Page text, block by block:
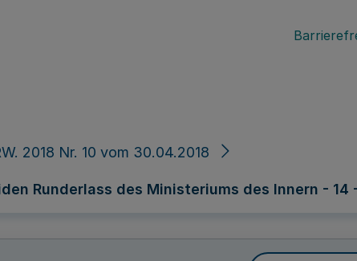
2018 Nr. 10 vom 30.04.2018
Runderlass des Ministeriums des Innern - 14